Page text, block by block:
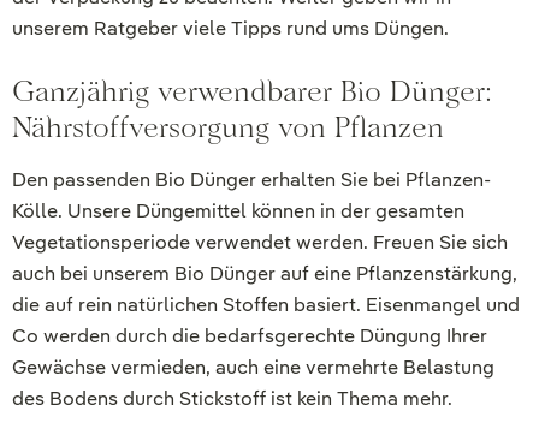
unserem Ratgeber viele Tipps rund ums Düngen.
Ganzjährig verwendbarer Bio Dünger:
Nährstoffversorgung von Pflanzen
Den passenden Bio Dünger erhalten Sie bei Pflanzen-
Kölle. Unsere Düngemittel können in der gesamten
Vegetationsperiode verwendet werden. Freuen Sie sich
auch bei unserem Bio Dünger auf eine Pflanzenstärkung,
die auf rein natürlichen Stoffen basiert. Eisenmangel und
Co werden durch die bedarfsgerechte Düngung Ihrer
Gewächse vermieden, auch eine vermehrte Belastung
des Bodens durch Stickstoff ist kein Thema mehr.